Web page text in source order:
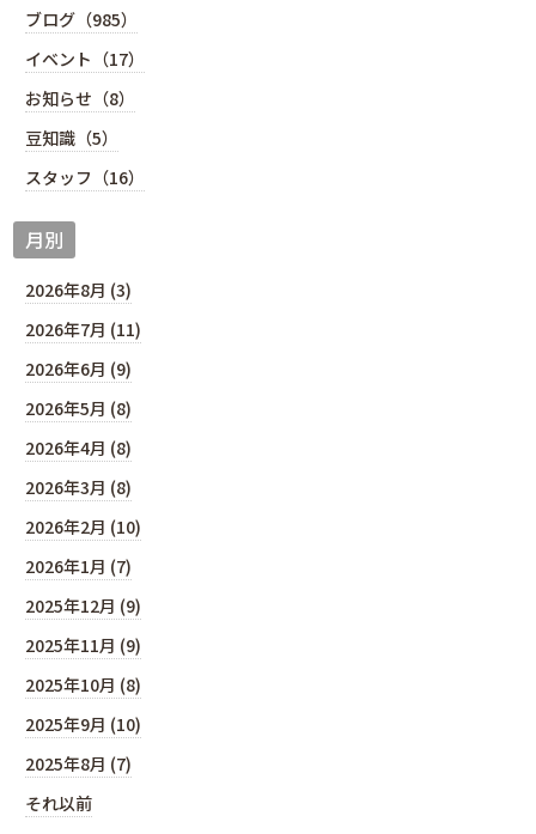
ブログ（985）
イベント（17）
お知らせ（8）
豆知識（5）
スタッフ（16）
月別
2026年8月 (3)
2026年7月 (11)
2026年6月 (9)
2026年5月 (8)
2026年4月 (8)
2026年3月 (8)
2026年2月 (10)
2026年1月 (7)
2025年12月 (9)
2025年11月 (9)
2025年10月 (8)
2025年9月 (10)
2025年8月 (7)
それ以前